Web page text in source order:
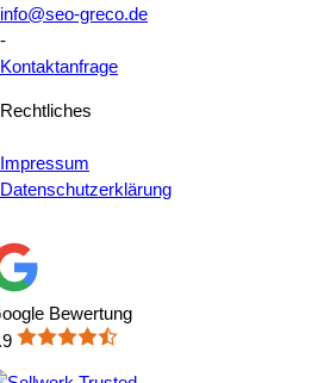
info@seo-greco.de
-
Kontaktanfrage
Rechtliches
Impressum
Datenschutzerklärung
Bewertung